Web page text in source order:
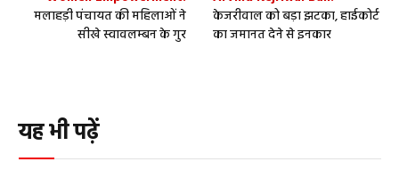
मलाहड़ी पंचायत की महिलाओं ने
सीखे स्वावलम्बन के गुर
केजरीवाल को बड़ा झटका, हाईकोर्ट
का जमानत देने से इनकार
यह भी पढ़ें